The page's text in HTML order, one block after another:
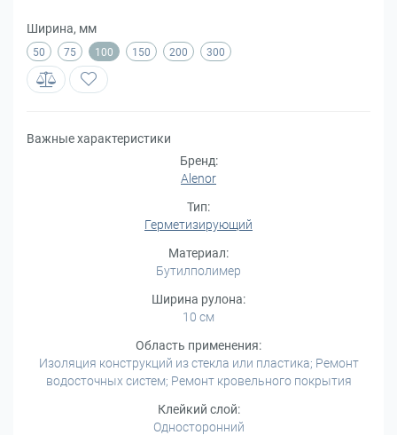
Ширина, мм
50 75 100 150 200 300
Важные характеристики
Бренд:
Alenor
Тип:
Герметизирующий
Материал:
Бутилполимер
Ширина рулона:
10 см
Область применения:
Изоляция конструкций из стекла или пластика; Ремонт
водосточных систем; Ремонт кровельного покрытия
Клейкий слой:
Односторонний